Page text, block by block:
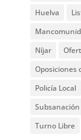
Huelva
Níjar
Oposiciones
Policía Local
Subsanación
Turno Libre